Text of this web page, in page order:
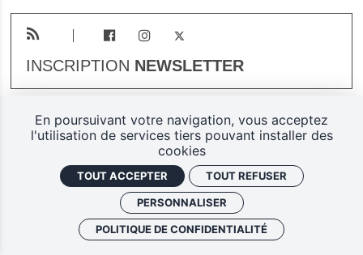
INSCRIPTION NEWSLETTER
Plan du site
Mentions légales
Politique de confidentialité
Ferarock.org, une réalisation
En poursuivant votre navigation, vous acceptez
l'utilisation de services tiers pouvant installer des
cookies
TOUT ACCEPTER TOUT REFUSER
PERSONNALISER
POLITIQUE DE CONFIDENTIALITÉ